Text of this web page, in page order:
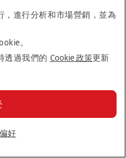
请参见我们的《医疗旅行隐私
，進行分析和市場營銷，並為
。
透過我們的 Cookie 政策更新
好